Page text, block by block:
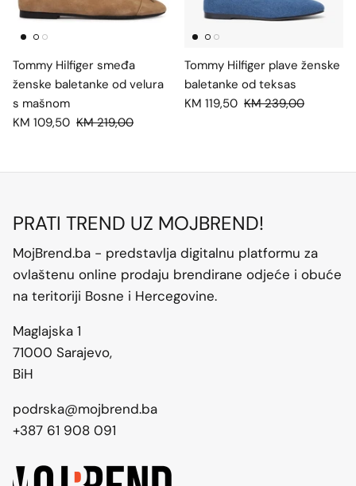
Tommy Hilfiger smeđa
ženske baletanke od velura
s mašnom
KM 109,50 KM 219,00
Tommy Hilfiger plave ženske
baletanke od teksas
KM 119,50 KM 239,00
PRATI TREND UZ MOJBREND!
MojBrend.ba - predstavlja digitalnu platformu za
ovlaštenu online prodaju brendirane odjeće i obuće
na teritoriji Bosne i Hercegovine.
Maglajska 1
71000 Sarajevo,
BiH
podrska@mojbrend.ba
+387 61 908 091